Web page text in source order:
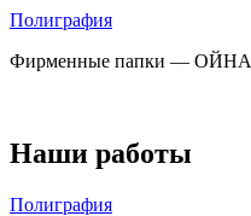
Полиграфия
Фирменные папки — ОЙНА
Наши работы
Полиграфия